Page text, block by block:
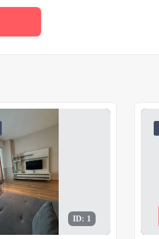
ID: 1